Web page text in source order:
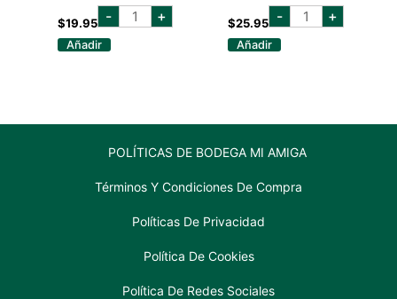
$19.95 - EL
JIMADOR
+
Añadir
$25.95 - BOMBAY
SAPPHIRE
+
Añadir
POLÍTICAS DE BODEGA MI AMIGA
Términos Y Condiciones De Compra
Políticas De Privacidad
Política De Cookies
Política De Redes Sociales